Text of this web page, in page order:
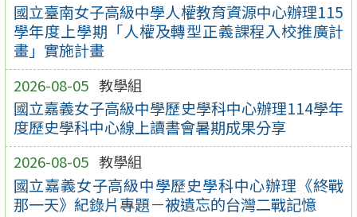
國立臺南女子高級中學人權教育資源中心辦理115
學年度上學期「人權及轉型正義課程入校推廣計
畫」實施計畫
2026-08-05 教學組
國立嘉義女子高級中學歷史學科中心辦理114學年
度歷史學科中心線上讀書會暑期成果分享
2026-08-05 教學組
國立嘉義女子高級中學歷史學科中心辦理《終戰
那一天》紀錄片專題－被遺忘的台灣二戰記憶